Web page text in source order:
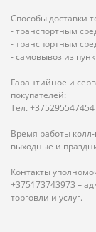
Способы доставки
- транспортным
- транспортным
- самовывоз из
Гарантийное и
покупателей:
Тел.
Время работы
выходные и
Контакты
+375173743973 –
торговли и услуг.